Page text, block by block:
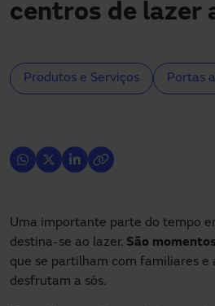
centros de lazer
Produtos e Serviços Portas
Uma importante parte do tempo
destina-se ao lazer. São
que se partilham com familiares e
desfrutam a sós.